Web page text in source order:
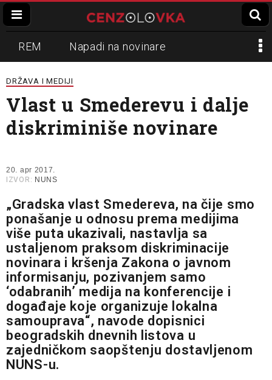
REM Napadi na novinare
Zvučni top
Propaganda Lokalni mediji
Informer Slavko Ćuruvija
DRŽAVA I MEDIJI
Vlast u Smederevu i dalje
diskriminiše novinare
20. apr 2017.
IZVOR: NUNS
„Gradska vlast Smedereva, na čije smo
ponašanje u odnosu prema medijima
više puta ukazivali, nastavlja sa
ustaljenom praksom diskriminacije
novinara i kršenja Zakona o javnom
informisanju, pozivanjem samo
‘odabranih’ medija na konferencije i
događaje koje organizuje lokalna
samouprava“, navode dopisnici
beogradskih dnevnih listova u
zajedničkom saopštenju dostavljenom
NUNS-u.